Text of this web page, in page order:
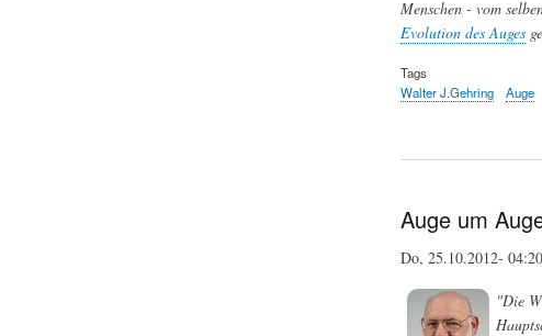
Menschen - vom
Evolution des Auges
Tags
Walter J.Gehring
Auge
Auge um
Do, 25.10.2012-
"Die